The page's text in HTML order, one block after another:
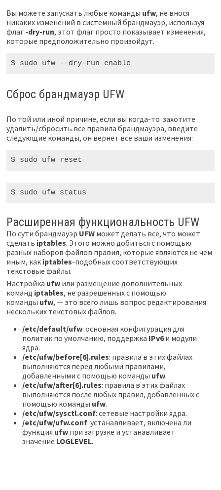
Вы можете запускать любые команды ufw, не внося
никаких изменений в системный брандмауэр, используя
флаг -dry-run, этот флаг просто показывает изменения,
которые предположительно произойдут.
$ sudo ufw --dry-run enable
Сброс брандмауэр UFW
По той или иной причине, если вы когда-то захотите
удалить/сбросить все правила брандмауэра, введите
следующие команды, он вернет все ваши изменения:
$ sudo ufw reset
$ sudo ufw status
Расширенная функциональность UFW
По сути брандмауэр UFWможет делать все, что может
сделать iptables. Этого можно добиться с помощью
разных наборов файлов правил, которые являются не чем
иным, как iptables-подобных соответствующих
текстовые файлы.
Настройка ufwили размещение дополнительных
команд iptables, не разрешенных с помощью
команды ufw, — это всего лишь вопрос редактирования
нескольких текстовых файлов.
/etc/default/ufw: основная конфигурация для
политик по умолчанию, поддержка IPv6и модули
ядра.
/etc/ufw/before[6].rules: правила в этих файлах
выполняются перед любыми правилами,
добавленными с помощью команды ufw.
/etc/ufw/after[6].rules: правила в этих файлах
выполняются после любых правил, добавленных с
помощью команды ufw.
/etc/ufw/sysctl.conf: сетевые настройки ядра.
/etc/ufw/ufw.conf: устанавливает, включена ли
функция ufwпри загрузке и устанавливает
значение LOGLEVEL.